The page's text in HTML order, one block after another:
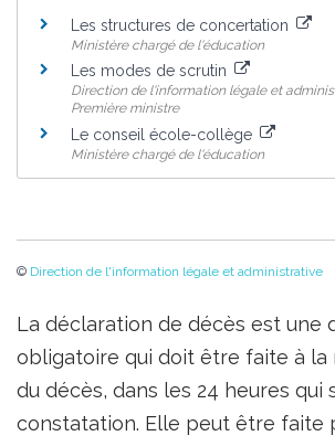
Les structures de concertation
Ministère chargé de l'éducation
Les modes de scrutin
Direction de l'information légale et
Première ministre
Le conseil école-collège
Ministère chargé de l'éducation
© Direction de l'information légale et administrative
La déclaration de décès est une
obligatoire qui doit être faite à la
du décès, dans les 24 heures qui
constatation. Elle peut être faite